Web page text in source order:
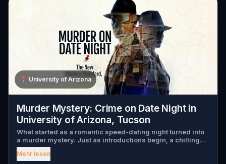
📍 University of Arizona
Murder Mystery: Crime on Date Night in
University of Arizona, Tucson
What started as a romantic speed-dating night turned into
a murder mystery. Just as introductions begin, a chilling
scream tears through the crowd, one of the guests has
been murdered , and the killer has fled into the city. Before
Mehr lesen